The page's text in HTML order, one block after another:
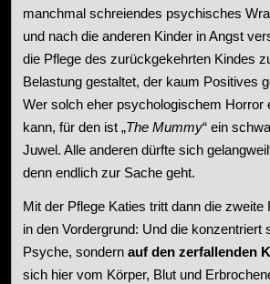
manchmal schreiendes psychisches
und nach die anderen Kinder in Angst
die Pflege des zurückgekehrten Kindes
Belastung gestaltet, der kaum Positives
Wer solch eher psychologischem Horror
kann, für den ist „The Mummy“ ein
Juwel. Alle anderen dürfte sich
denn endlich zur Sache geht.
Mit der Pflege Katies tritt dann die zweite
in den Vordergrund: Und die konzentriert
Psyche, sondernauf den zerfallenden
sich hier vom Körper, Blut und